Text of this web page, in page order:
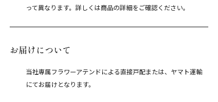
って異なります。詳しくは商品の詳細をご確認ください。
お届けについて
当社専属フラワーアテンドによる直接戸配または、ヤマト運輸
にてお届けとなります。